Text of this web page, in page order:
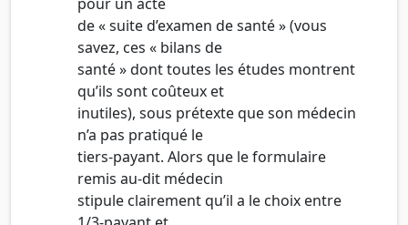
de « suite d’examen de santé » (vous
savez, ces « bilans de
santé » dont toutes les études montrent
qu’ils sont coûteux et
inutiles), sous prétexte que son médecin
n’a pas pratiqué le
tiers-payant. Alors que le formulaire
remis au-dit médecin
stipule clairement qu’il a le choix entre